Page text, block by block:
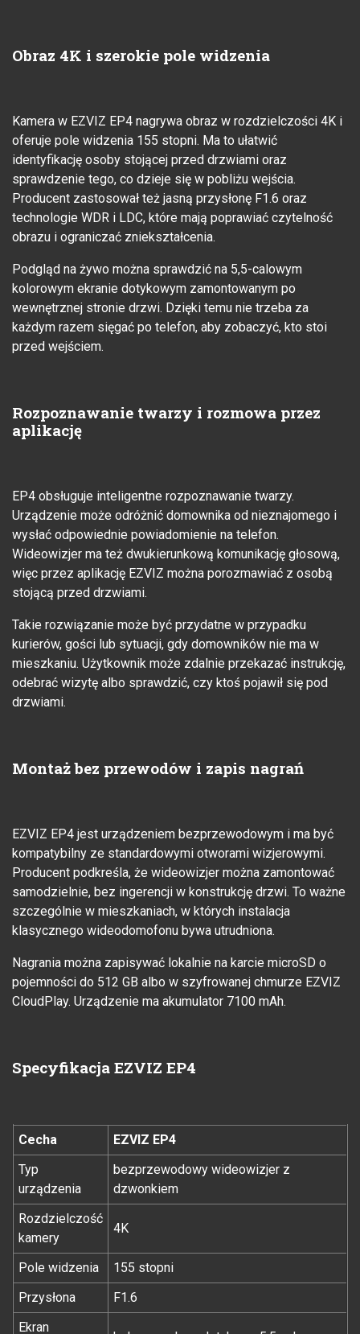
Obraz 4K i szerokie pole widzenia
Kamera w EZVIZ EP4 nagrywa obraz w rozdzielczości 4K i
oferuje pole widzenia 155 stopni. Ma to ułatwić
identyfikację osoby stojącej przed drzwiami oraz
sprawdzenie tego, co dzieje się w pobliżu wejścia.
Producent zastosował też jasną przysłonę F1.6 oraz
technologie WDR i LDC, które mają poprawiać czytelność
obrazu i ograniczać zniekształcenia.
Podgląd na żywo można sprawdzić na 5,5-calowym
kolorowym ekranie dotykowym zamontowanym po
wewnętrznej stronie drzwi. Dzięki temu nie trzeba za
każdym razem sięgać po telefon, aby zobaczyć, kto stoi
przed wejściem.
Rozpoznawanie twarzy i rozmowa przez
aplikację
EP4 obsługuje inteligentne rozpoznawanie twarzy.
Urządzenie może odróżnić domownika od nieznajomego i
wysłać odpowiednie powiadomienie na telefon.
Wideowizjer ma też dwukierunkową komunikację głosową,
więc przez aplikację EZVIZ można porozmawiać z osobą
stojącą przed drzwiami.
Takie rozwiązanie może być przydatne w przypadku
kurierów, gości lub sytuacji, gdy domowników nie ma w
mieszkaniu. Użytkownik może zdalnie przekazać instrukcję,
odebrać wizytę albo sprawdzić, czy ktoś pojawił się pod
drzwiami.
Montaż bez przewodów i zapis nagrań
EZVIZ EP4 jest urządzeniem bezprzewodowym i ma być
kompatybilny ze standardowymi otworami wizjerowymi.
Producent podkreśla, że wideowizjer można zamontować
samodzielnie, bez ingerencji w konstrukcję drzwi. To ważne
szczególnie w mieszkaniach, w których instalacja
klasycznego wideodomofonu bywa utrudniona.
Nagrania można zapisywać lokalnie na karcie microSD o
pojemności do 512 GB albo w szyfrowanej chmurze EZVIZ
CloudPlay. Urządzenie ma akumulator 7100 mAh.
Specyfikacja EZVIZ EP4
Cecha
EZVIZ EP4
Typ
urządzenia
bezprzewodowy wideowizjer z
dzwonkiem
Rozdzielczość
kamery
4K
Pole widzenia
155 stopni
Przysłona
F1.6
Ekran